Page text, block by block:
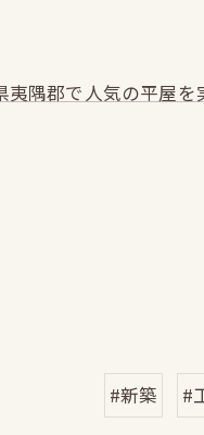
夷隅郡で人気の平屋を
#新築 #